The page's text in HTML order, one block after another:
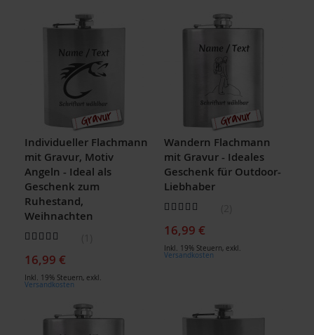
Individueller Flachmann
mit Gravur, Motiv
Angeln - Ideal als
Geschenk zum
Ruhestand,
Weihnachten
Bewertung:
16,99 €
Inkl. 19% Steuern, exkl.
Versandkosten
Wandern Flachmann
mit Gravur - Ideales
Geschenk für Outdoor-
Liebhaber
Bewertung:
16,99 €
Inkl. 19% Steuern, exkl.
Versandkosten